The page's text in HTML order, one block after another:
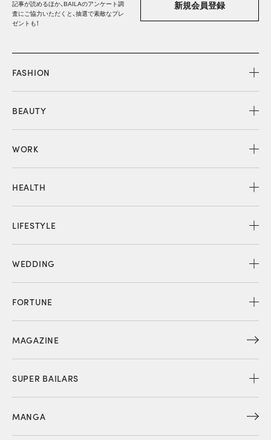
記事が読めるほか、BAILAのアンケート調
査にご協力いただくと、抽選で素敵なプレ
ゼントも！
新規会員登録
FASHION
BEAUTY
WORK
HEALTH
LIFESTYLE
WEDDING
FORTUNE
MAGAZINE
SUPER BAILARS
MANGA